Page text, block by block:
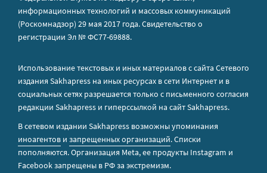
информационных технологий и массовых коммуникаций
(Роскомнадзор) 29 мая 2017 года. Свидетельство о
регистрации Эл № ФС77-69888.
Использование текстовых и иных материалов с сайта Сетевого
издания Sakhapress на иных ресурсах в сети Интернет и в
социальных сетях разрешается только с письменного согласия
редакции Sakhapress и гиперссылкой на сайт Sakhapress.
В сетевом издании Sakhapress возможны упоминания
иноагентов и запрещенных организаций. Списки
пополняются. Организация Metа, ее продукты Instagram и
Facebook запрещены в РФ за экстремизм.